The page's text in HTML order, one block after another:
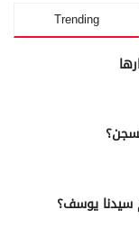
Trending
سيدنا يوسف؟